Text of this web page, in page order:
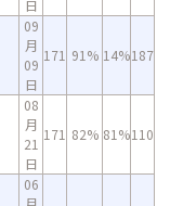
日
09
月
09
日
171 91% 14%187
08
月
21
日
171 82% 81%110
06